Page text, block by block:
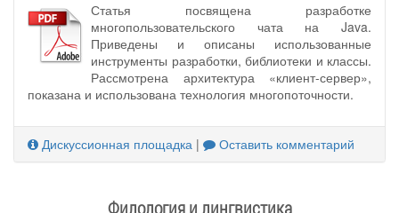
Статья посвящена разработке
многопользовательского чата на Java.
Приведены и описаны использованные
инструменты разработки, библиотеки и классы.
Рассмотрена архитектура «клиент-сервер»,
показана и использована технология многопоточности.
Дискуссионная площадка | Оставить комментарий
Филология и лингвистика